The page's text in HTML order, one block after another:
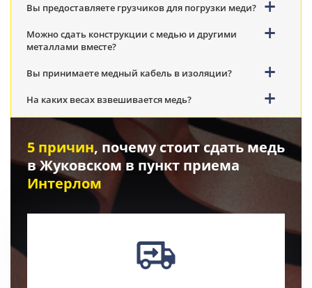
Вы предоставляете грузчиков для погрузки меди?
Можно сдать конструкции с медью и другими
металлами вместе?
Вы принимаете медный кабель в изоляции?
На каких весах взвешивается медь?
5 причин, почему стоит сдать медь
в Жуковском в пункт приема
Интерлом